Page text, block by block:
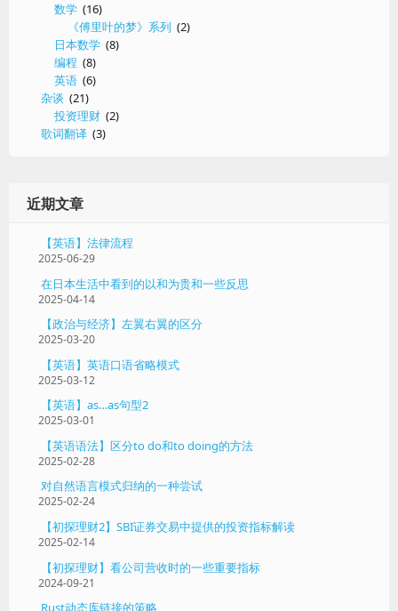
数学 (16)
《傅里叶的梦》系列 (2)
日本数学 (8)
编程 (8)
英语 (6)
杂谈 (21)
投资理财 (2)
歌词翻译 (3)
近期文章
【英语】法律流程
2025-06-29
在日本生活中看到的以和为贵和一些反思
2025-04-14
【政治与经济】左翼右翼的区分
2025-03-20
【英语】英语口语省略模式
2025-03-12
【英语】as…as句型2
2025-03-01
【英语语法】区分to do和to doing的方法
2025-02-28
对自然语言模式归纳的一种尝试
2025-02-24
【初探理财2】SBI证券交易中提供的投资指标解读
2025-02-14
【初探理财】看公司营收时的一些重要指标
2024-09-21
Rust动态库链接的策略